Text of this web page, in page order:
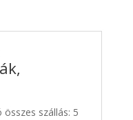
szállás: 5